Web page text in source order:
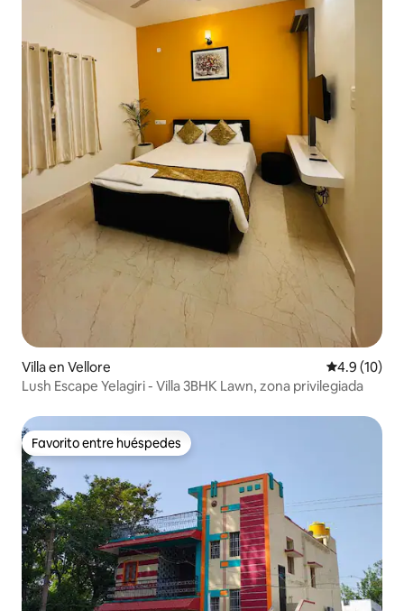
Villa en Vellore Calificación
4.9 (10)
Lush Escape Yelagiri - Villa 3BHK Lawn, zona privilegiada
Favorito entre huéspedes
Favorito entre huéspedes